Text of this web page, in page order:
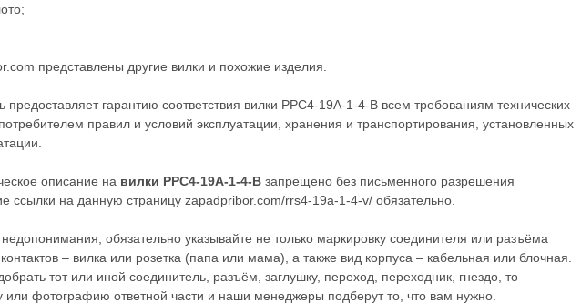
представлены другие вилки и похожие изделия.
предоставляет гарантию соответствия вилки РРС4-19А-1-4-В всем требованиям технических
правил и условий эксплуатации, хранения и транспортирования, установленных
описание на вилки РРС4-19А-1-4-В запрещено без письменного разрешения
ссылки на данную страницу zapadpribor.com/rrs4-19a-1-4-v/ обязательно.
обязательно указывайте не только маркировку соединителя или разъёма
– вилка или розетка (папа или мама), а также вид корпуса – кабельная или блочная.
тот или иной соединитель, разъём, заглушку, переход, переходник, гнездо, то
или фотографию ответной части и наши менеджеры подберут то, что вам нужно.